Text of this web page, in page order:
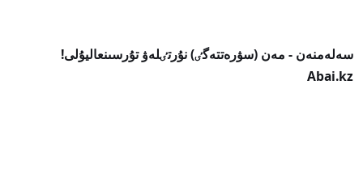
سەلەمنەن - مەن (سۋرەتتەگٸ) نۇرتٸلەۋ تۇرسىنعاليۇلى!
Abai.kz